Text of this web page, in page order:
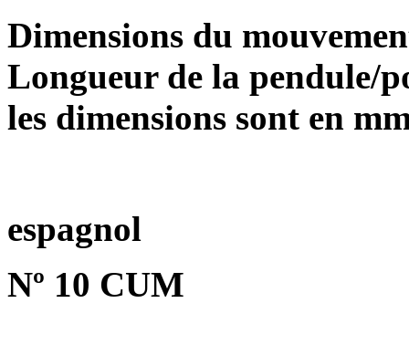
Dimensions du
Longueur de la pendule/
les dimensions sont en
espagnol
Nº 10 CUM